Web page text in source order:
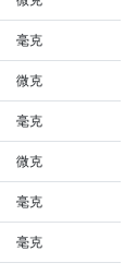
毫克
微克
毫克
微克
毫克
毫克